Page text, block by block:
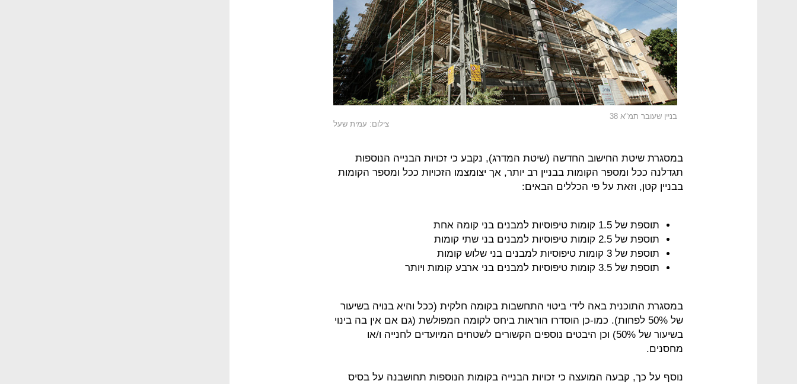
בניין שעובר תמ"א 38
צילום: עמית שעל
במסגרת שיטת החישוב החדשה (שיטת המדרג), נקבע כי זכויות הבנייה הנוספות
תגדלנה ככל ומספר הקומות בבניין רב יותר, אך יצומצמו הזכויות ככל ומספר הקומות
בבניין קטן, וזאת על פי הכללים הבאים:
תוספת של 1.5 קומות טיפוסיות למבנים בני קומה אחת
תוספת של 2.5 קומות טיפוסיות למבנים בני שתי קומות
תוספת של 3 קומות טיפוסיות למבנים בני שלוש קומות
תוספת של 3.5 קומות טיפוסיות למבנים בני ארבע קומות ויותר
במסגרת התוכנית באה לידי ביטוי התחשבות בקומה חלקית (ככל והיא בנויה בשיעור
של 50% לפחות). כמו-כן הוסדרו הוראות ביחס לקומה המפולשת (גם אם אין בה בינוי
בשיעור של 50%) וכן היבטים נוספים הקשורים לשטחים המיועדים לחנייה ו/או
מחסנים.
נוסף על כך, קבעה המועצה כי זכויות הבנייה בקומות הנוספות תחושבנה על בסיס